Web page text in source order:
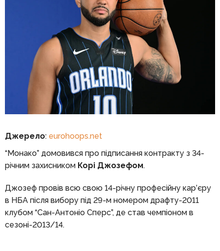
Джерело: eurohoops.net
“Монако” домовився про підписання контракту з 34-
річним захисником Корі Джозефом.
Джозеф провів всю свою 14-річну професійну кар’єру
в НБА після вибору під 29-м номером драфту-2011
клубом “Сан-Антоніо Сперс”, де став чемпіоном в
сезоні-2013/14.